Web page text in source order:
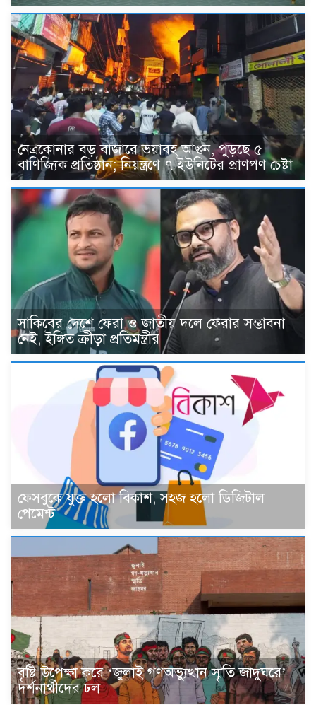
নেত্রকোনার বড় বাজারে ভয়াবহ আগুন, পুড়ছে ৫
বাণিজ্যিক প্রতিষ্ঠান; নিয়ন্ত্রণে ৭ ইউনিটের প্রাণপণ চেষ্টা
সাকিবের দেশে ফেরা ও জাতীয় দলে ফেরার সম্ভাবনা
নেই, ইঙ্গিত ক্রীড়া প্রতিমন্ত্রীর
ফেসবুকে যুক্ত হলো বিকাশ, সহজ হলো ডিজিটাল
পেমেন্ট
বৃষ্টি উপেক্ষা করে ‘জুলাই গণঅভ্যুত্থান স্মৃতি জাদুঘরে’
দর্শনার্থীদের ঢল